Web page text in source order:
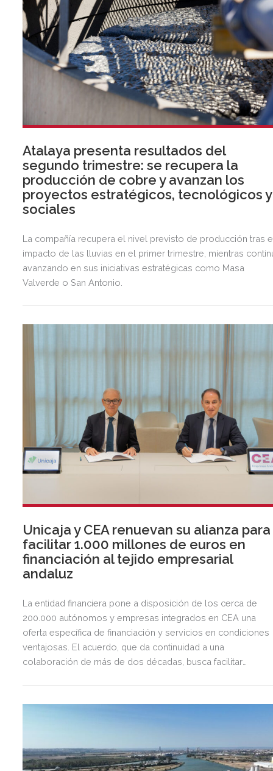
Atalaya presenta resultados del
segundo trimestre: se recupera la
producción de cobre y avanzan los
proyectos estratégicos, tecnológicos y
sociales
La compañía recupera el nivel previsto de producción tras
impacto de las lluvias en el primer trimestre, mientras
avanzando en sus iniciativas estratégicas como Masa
Valverde o San Antonio.
Unicaja y CEA renuevan su alianza para
facilitar 1.000 millones de euros en
financiación al tejido empresarial
andaluz
La entidad financiera pone a disposición de los cerca de
200.000 autónomos y empresas integrados en CEA una
oferta específica de financiación y servicios en condiciones
ventajosas. El acuerdo, que da continuidad a una
colaboración de más de dos décadas, busca facilitar
Unicaja a empresas, pymes y autónomos, uno de los